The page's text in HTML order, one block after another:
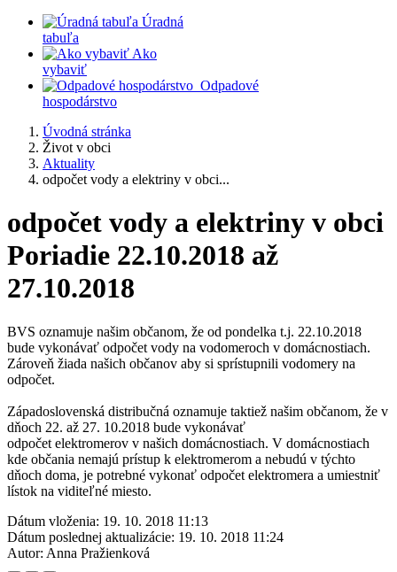
Úradná
tabuľa
Ako
vybaviť
Odpadové
hospodárstvo
Úvodná stránka
Život v obci
Aktuality
odpočet vody a elektriny v obci...
odpočet vody a elektriny v obci
Poriadie 22.10.2018 až
27.10.2018
BVS oznamuje našim občanom, že od pondelka t.j. 22.10.2018
bude vykonávať odpočet vody na vodomeroch v domácnostiach.
Zároveň žiada našich občanov aby si sprístupnili vodomery na
odpočet.
Západoslovenská distribučná oznamuje taktiež našim občanom, že v
dňoch 22. až 27. 10.2018 bude vykonávať
odpočet elektromerov v našich domácnostiach. V domácnostiach
kde občania nemajú prístup k elektromerom a nebudú v týchto
dňoch doma, je potrebné vykonať odpočet elektromera a umiestniť
lístok na viditeľné miesto.
Dátum vloženia: 19. 10. 2018 11:13
Dátum poslednej aktualizácie: 19. 10. 2018 11:24
Autor: Anna Pražienková